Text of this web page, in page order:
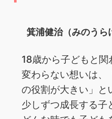
箕浦健治（みのうら
18歳から子どもと
変わらない想いは、
の役割が大きい」と
少しずつ成長する子